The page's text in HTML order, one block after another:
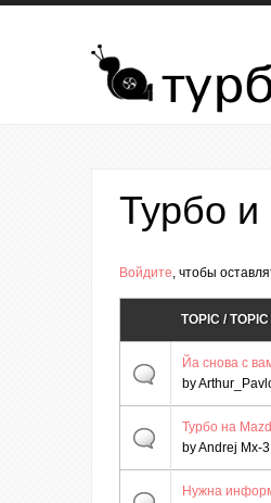
Перейти к основному содержанию
Турбо и
Войдите, чтобы
TOPIC /
Йа снова с
by
Турбо на
byAndrej Mx-3
Нужна